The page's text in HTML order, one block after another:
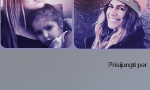
Prisijungti per: